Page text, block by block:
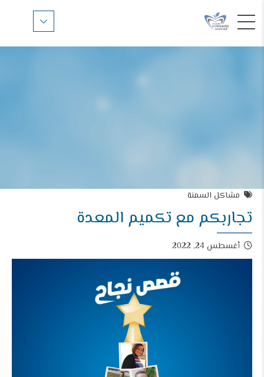
مشاكل السمنة
تجاربكم مع تكميم المعدة
أغسطس 24, 2022